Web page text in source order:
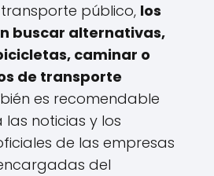
público, los
buscar alternativas,
caminar o
de transporte
es recomendable
noticias y los
de las empresas
del